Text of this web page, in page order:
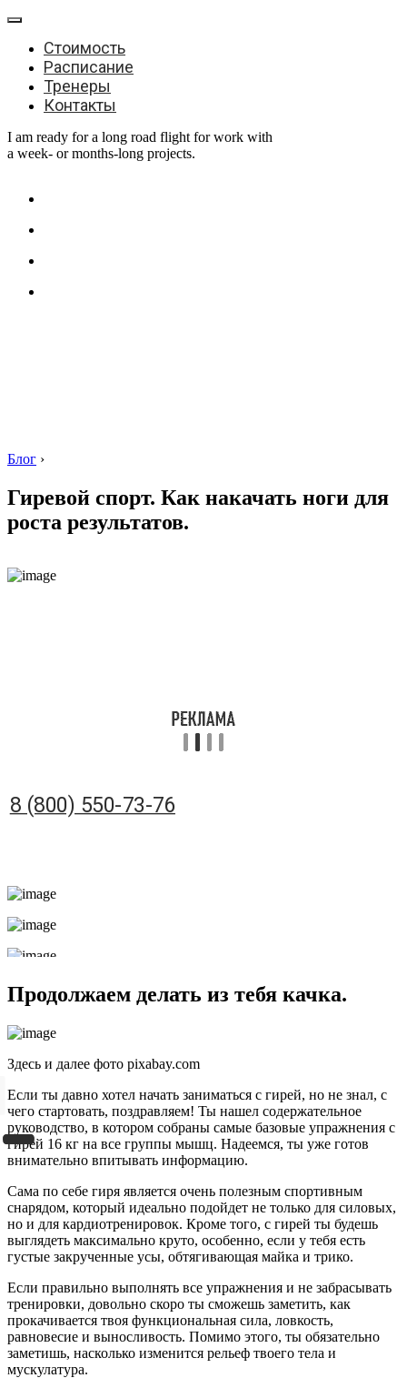
Стоимость
Расписание
Тренеры
Контакты
I am ready for a long road flight for work with
a week- or months-long projects.
8 (800) 550-73-76
Блог ›
Гиревой спорт. Как накачать ноги для
роста результатов.
Продолжаем делать из тебя качка.
Здесь и далее фото pixabay.com
Если ты давно хотел начать заниматься с гирей, но не знал, с
чего стартовать, поздравляем! Ты нашел содержательное
руководство, в котором собраны самые базовые упражнения с
гирей 16 кг на все группы мышц. Надеемся, ты уже готов
внимательно впитывать информацию.
Сама по себе гиря является очень полезным спортивным
снарядом, который идеально подойдет не только для силовых,
но и для кардиотренировок. Кроме того, с гирей ты будешь
выглядеть максимально круто, особенно, если у тебя есть
густые закрученные усы, обтягивающая майка и трико.
Если правильно выполнять все упражнения и не забрасывать
тренировки, довольно скоро ты сможешь заметить, как
прокачивается твоя функциональная сила, ловкость,
равновесие и выносливость. Помимо этого, ты обязательно
заметишь, насколько изменится рельеф твоего тела и
мускулатура.